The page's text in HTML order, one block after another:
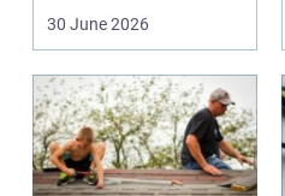
hol...
30 June 2026